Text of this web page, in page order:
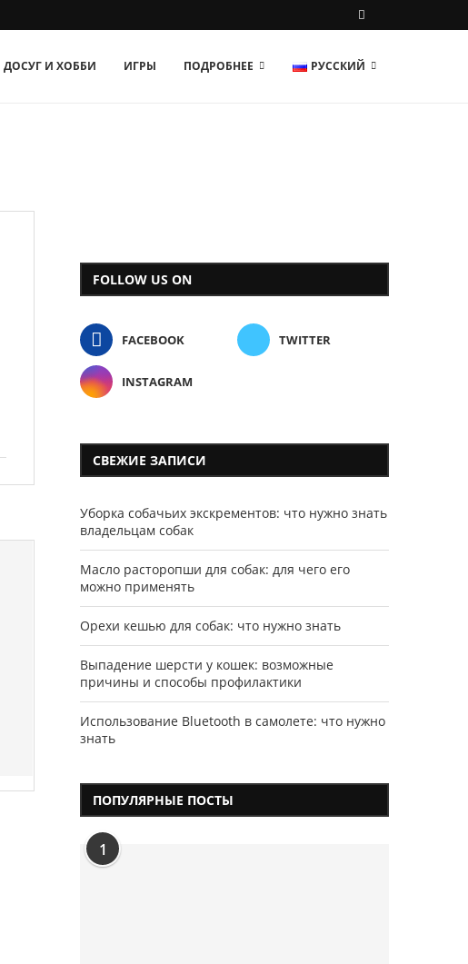
ДОСУГ И ХОББИ ИГРЫ ПОДРОБНЕЕ РУССКИЙ
FOLLOW US ON
FACEBOOK TWITTER
INSTAGRAM
СВЕЖИЕ ЗАПИСИ
Уборка собачьих экскрементов: что нужно знать
владельцам собак
Масло расторопши для собак: для чего его
можно применять
Орехи кешью для собак: что нужно знать
Выпадение шерсти у кошек: возможные
причины и способы профилактики
Использование Bluetooth в самолете: что нужно
знать
ПОПУЛЯРНЫЕ ПОСТЫ
1